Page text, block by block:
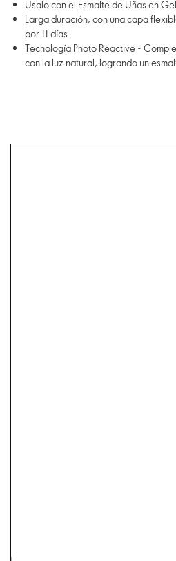
Úsalo con el Esmalte de Uñas en Gel
Larga duración, con una capa
por 11 días.
Tecnología Photo Reactive -
con la luz natural, logrando un